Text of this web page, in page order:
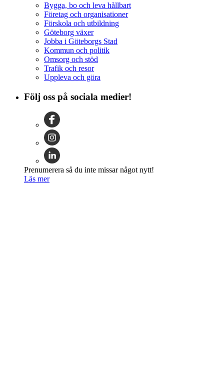
Bygga, bo och leva hållbart
Företag och organisationer
Förskola och utbildning
Göteborg växer
Jobba i Göteborgs Stad
Kommun och politik
Omsorg och stöd
Trafik och resor
Uppleva och göra
Följ oss på sociala medier!
Prenumerera så du inte missar något nytt!
Läs mer